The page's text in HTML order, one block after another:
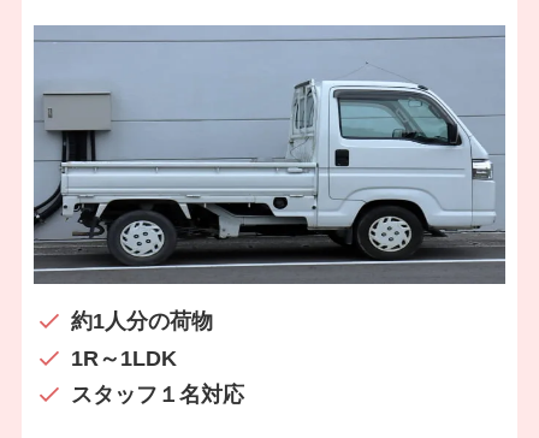
約1人分の荷物
1R～1LDK
スタッフ１名対応